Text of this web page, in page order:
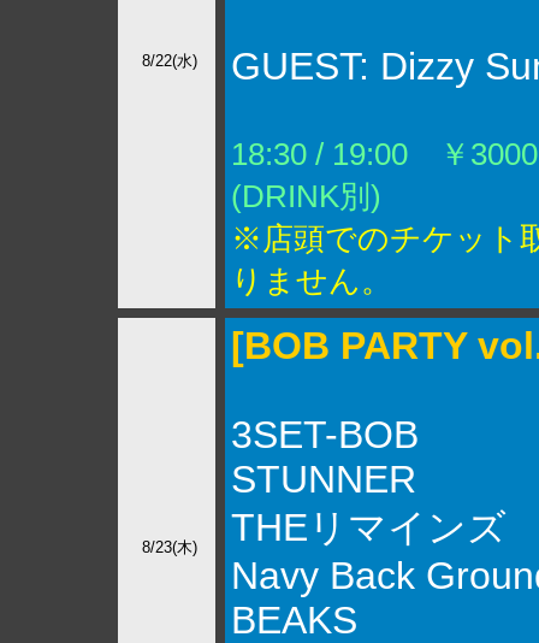
8/22(水) GUEST: Dizzy
18:30 / 19:00 ￥
(DRINK別)
※店頭でのチケット
りません。
8/23(木)
[BOB PARTY
3SET-BOB
STUNNER
THEリマインズ
Navy Back
BEAKS